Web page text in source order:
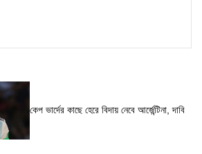
কেপ ভার্দের কাছে হেরে বিদায় নেবে আর্জেন্টিনা, দাবি